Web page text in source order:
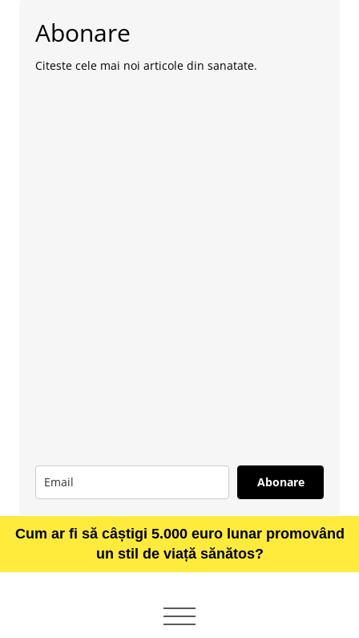
Abonare
Citeste cele mai noi articole din sanatate.
Abonare
Cum ar fi să câștigi 5.000 euro lunar promovând
un stil de viață sănătos?